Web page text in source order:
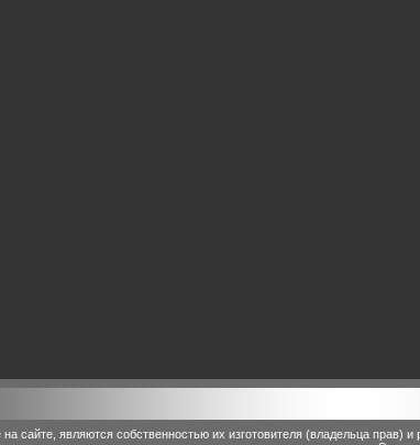
сайте, являются собственностью их изготовителя (владельца